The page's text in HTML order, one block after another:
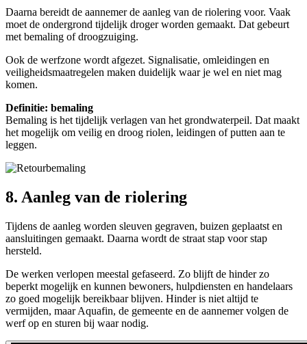
Daarna bereidt de aannemer de aanleg van de riolering voor. Vaak
moet de ondergrond tijdelijk droger worden gemaakt. Dat gebeurt
met bemaling of droogzuiging.
Ook de werfzone wordt afgezet. Signalisatie, omleidingen en
veiligheidsmaatregelen maken duidelijk waar je wel en niet mag
komen.
Definitie: bemaling
Bemaling is het tijdelijk verlagen van het grondwaterpeil. Dat maakt
het mogelijk om veilig en droog riolen, leidingen of putten aan te
leggen.
8. Aanleg van de riolering
Tijdens de aanleg worden sleuven gegraven, buizen geplaatst en
aansluitingen gemaakt. Daarna wordt de straat stap voor stap
hersteld.
De werken verlopen meestal gefaseerd. Zo blijft de hinder zo
beperkt mogelijk en kunnen bewoners, hulpdiensten en handelaars
zo goed mogelijk bereikbaar blijven. Hinder is niet altijd te
vermijden, maar Aquafin, de gemeente en de aannemer volgen de
werf op en sturen bij waar nodig.